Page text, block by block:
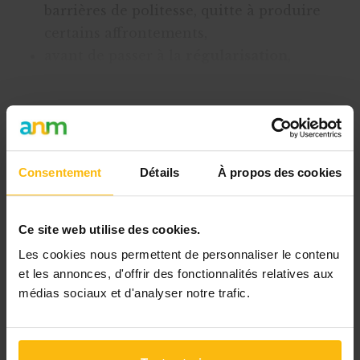
Consentement Détails À propos des cookies
Ce site web utilise des cookies.
Les cookies nous permettent de personnaliser le contenu
et les annonces, d'offrir des fonctionnalités relatives aux
médias sociaux et d'analyser notre trafic.
Cet article est réservé aux
abonnés
un accès complet à des ressources
pratiques et à une expertise actualisée
pour gérer efficacement votre ASBL.
bénéficiez de :